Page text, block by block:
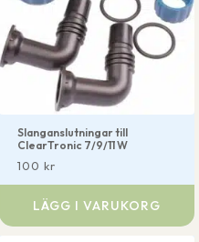
Slanganslutningar till
ClearTronic 7/9/11 W
100 kr
LÄGG I VARUKORG